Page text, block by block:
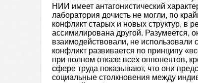
НИИ имеет антагонистический
лаборатория дочисть не могли, по
конфликт старых и новых структур, в
ассимилирована другой. Разумеется,
взаимодействовали, не использовали
конфликт развивается по принципу
при полном отказе всех оппонентов,
сфере труда показывают, что они
социальные столкновения между